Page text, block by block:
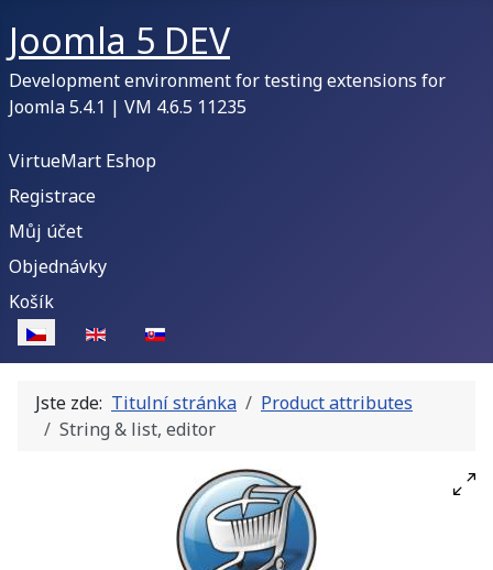
Joomla 5 DEV
Development environment for testing extensions for
Joomla 5.4.1 | VM 4.6.5 11235
VirtueMart Eshop
Registrace
Můj účet
Objednávky
Košík
Zvolte jazyk
Jste zde: Titulní stránka
Product attributes
String & list, editor